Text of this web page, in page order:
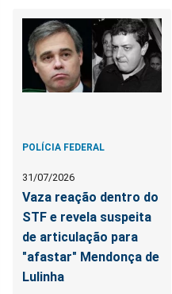
POLÍCIA FEDERAL
31/07/2026
Vaza reação dentro do
STF e revela suspeita
de articulação para
"afastar" Mendonça de
Lulinha